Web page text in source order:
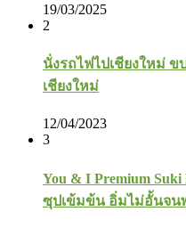
19/03/2025
2
นั่งรถไฟไปเชียงใหม่
เชียงใหม่
12/04/2023
3
You & I Premium
ซุปเข้มข้น อิ่มไม่อั้นจน